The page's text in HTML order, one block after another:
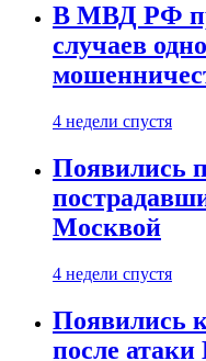
В МВД РФ
случаев
4 недели спустя
Появились
Москвой
4 недели спустя
Появились
после